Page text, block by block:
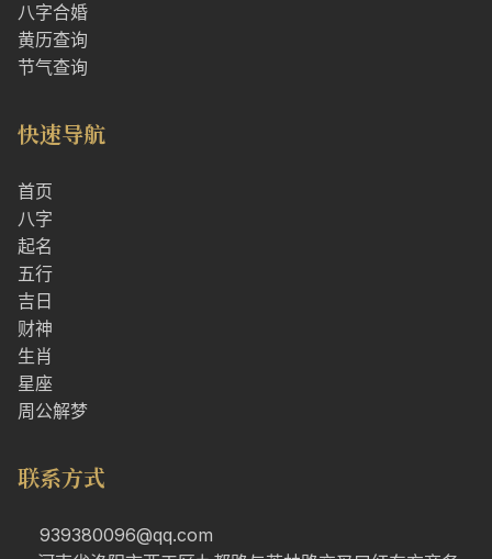
八字合婚
黄历查询
节气查询
快速导航
首页
八字
起名
五行
吉日
财神
生肖
星座
周公解梦
联系方式
939380096@qq.com